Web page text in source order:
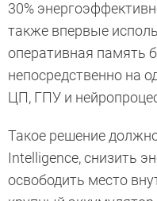
30%
также впервые
оперативная память
непосредственно на
ЦП, ГПУ и
Такое решение
Intelligence, снизить
освободить место